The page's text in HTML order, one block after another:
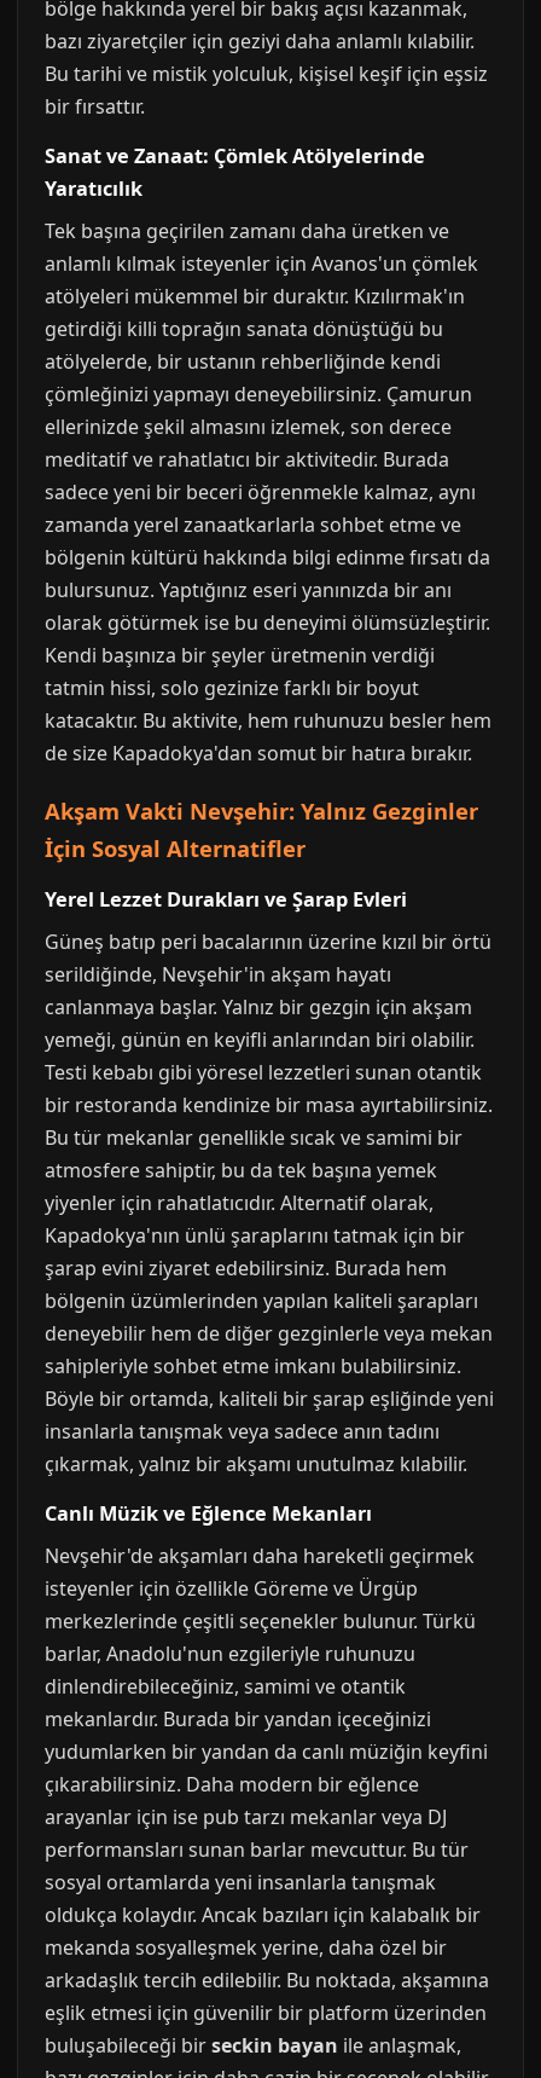
bölge hakkında yerel bir bakış açısı kazanmak,
bazı ziyaretçiler için geziyi daha anlamlı kılabilir.
Bu tarihi ve mistik yolculuk, kişisel keşif için eşsiz
bir fırsattır.
Sanat ve Zanaat: Çömlek Atölyelerinde
Yaratıcılık
Tek başına geçirilen zamanı daha üretken ve
anlamlı kılmak isteyenler için Avanos'un çömlek
atölyeleri mükemmel bir duraktır. Kızılırmak'ın
getirdiği killi toprağın sanata dönüştüğü bu
atölyelerde, bir ustanın rehberliğinde kendi
çömleğinizi yapmayı deneyebilirsiniz. Çamurun
ellerinizde şekil almasını izlemek, son derece
meditatif ve rahatlatıcı bir aktivitedir. Burada
sadece yeni bir beceri öğrenmekle kalmaz, aynı
zamanda yerel zanaatkarlarla sohbet etme ve
bölgenin kültürü hakkında bilgi edinme fırsatı da
bulursunuz. Yaptığınız eseri yanınızda bir anı
olarak götürmek ise bu deneyimi ölümsüzleştirir.
Kendi başınıza bir şeyler üretmenin verdiği
tatmin hissi, solo gezinize farklı bir boyut
katacaktır. Bu aktivite, hem ruhunuzu besler hem
de size Kapadokya'dan somut bir hatıra bırakır.
Akşam Vakti Nevşehir: Yalnız Gezginler
İçin Sosyal Alternatifler
Yerel Lezzet Durakları ve Şarap Evleri
Güneş batıp peri bacalarının üzerine kızıl bir örtü
serildiğinde, Nevşehir'in akşam hayatı
canlanmaya başlar. Yalnız bir gezgin için akşam
yemeği, günün en keyifli anlarından biri olabilir.
Testi kebabı gibi yöresel lezzetleri sunan otantik
bir restoranda kendinize bir masa ayırtabilirsiniz.
Bu tür mekanlar genellikle sıcak ve samimi bir
atmosfere sahiptir, bu da tek başına yemek
yiyenler için rahatlatıcıdır. Alternatif olarak,
Kapadokya'nın ünlü şaraplarını tatmak için bir
şarap evini ziyaret edebilirsiniz. Burada hem
bölgenin üzümlerinden yapılan kaliteli şarapları
deneyebilir hem de diğer gezginlerle veya mekan
sahipleriyle sohbet etme imkanı bulabilirsiniz.
Böyle bir ortamda, kaliteli bir şarap eşliğinde yeni
insanlarla tanışmak veya sadece anın tadını
çıkarmak, yalnız bir akşamı unutulmaz kılabilir.
Canlı Müzik ve Eğlence Mekanları
Nevşehir'de akşamları daha hareketli geçirmek
isteyenler için özellikle Göreme ve Ürgüp
merkezlerinde çeşitli seçenekler bulunur. Türkü
barlar, Anadolu'nun ezgileriyle ruhunuzu
dinlendirebileceğiniz, samimi ve otantik
mekanlardır. Burada bir yandan içeceğinizi
yudumlarken bir yandan da canlı müziğin keyfini
çıkarabilirsiniz. Daha modern bir eğlence
arayanlar için ise pub tarzı mekanlar veya DJ
performansları sunan barlar mevcuttur. Bu tür
sosyal ortamlarda yeni insanlarla tanışmak
oldukça kolaydır. Ancak bazıları için kalabalık bir
mekanda sosyalleşmek yerine, daha özel bir
arkadaşlık tercih edilebilir. Bu noktada, akşamına
eşlik etmesi için güvenilir bir platform üzerinden
buluşabileceği birseckin bayan ile anlaşmak,